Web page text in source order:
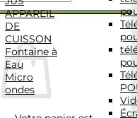
APPAREIL
DE
CUISSON
Fontaine à
Eau
Micro
ondes